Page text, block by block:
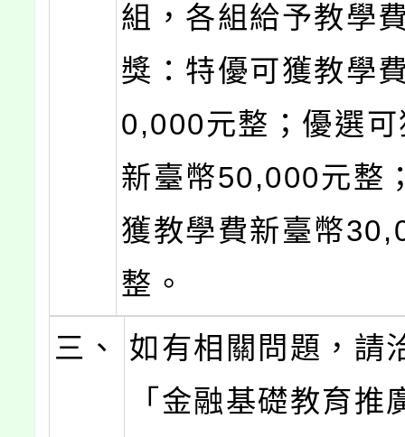
組，各組給予教學
獎：特優可獲教學
0,000元整；優選
新臺幣50,000元整
獲教學費新臺幣
整。
三、
如有相關問題，請
「金融基礎教育推